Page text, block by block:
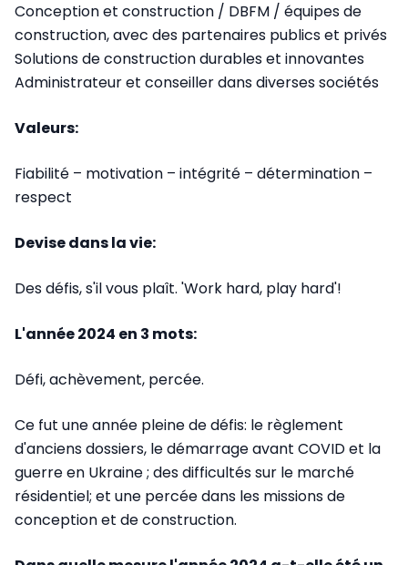
Conception et construction / DBFM / équipes de
construction, avec des partenaires publics et privés
Solutions de construction durables et innovantes
Administrateur et conseiller dans diverses sociétés
Valeurs:
Fiabilité – motivation – intégrité – détermination –
respect
Devise dans la vie:
Des défis, s'il vous plaît. 'Work hard, play hard'!
L'année 2024 en 3 mots:
Défi, achèvement, percée.
Ce fut une année pleine de défis: le règlement
d'anciens dossiers, le démarrage avant COVID et la
guerre en Ukraine ; des difficultés sur le marché
résidentiel; et une percée dans les missions de
conception et de construction.